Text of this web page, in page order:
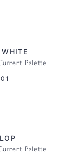
Palette
Palette